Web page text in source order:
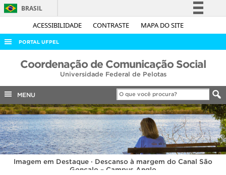
ACESSIBILIDADE CONTRASTE MAPA DO SITE
BRASIL
Simplifique!
Acesso à informação
Legislação
Canais
PORTAL UFPEL
ACESSO À INFORMAÇÃO
COBALTO
CONCURSOS
EDITAIS
INTERNACIONAL
OUVIDORIA
Coordenação de Comunicação Social
Universidade Federal de Pelotas
MENU
Imagem em Destaque · Descanso à margem do Canal São
Gonçalo – Campus Anglo